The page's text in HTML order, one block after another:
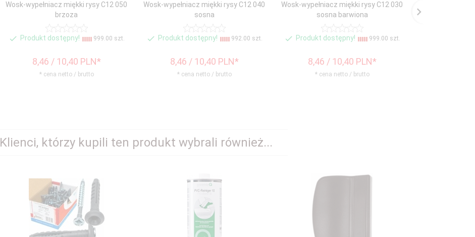
Wosk-wypełniacz miękki rysy C12 050
brzoza
Produkt dostępny! 999.00 szt.
8,46 / 10,40 PLN*
* cena netto / brutto
Wosk-wypełniacz miękki rysy C12 040
sosna
Produkt dostępny! 992.00 szt.
8,46 / 10,40 PLN*
* cena netto / brutto
Wosk-wypełniacz miękki rysy C12 030
sosna barwiona
Produkt dostępny! 999.00 szt.
8,46 / 10,40 PLN*
* cena netto / brutto
Klienci, którzy kupili ten produkt wybrali również...